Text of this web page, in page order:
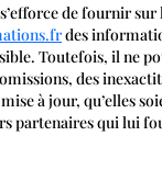
de fournir sur
des
Toutefois, il ne
des
à jour, qu’elles
partenaires qui lui